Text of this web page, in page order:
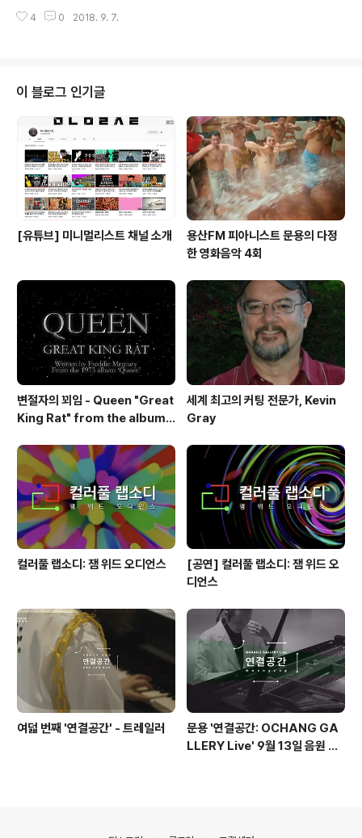
라디오
3 수기넘버링 한정반 + 33 1/3 RPM 12인치 180g 중량
리버드 할인도 있으니 많은 관심과 후원 바랍니다. 감사합
니다 :) [#도시파라솔 펀딩 페이지로 이동하기]
4 0 2018. 9. 7.
이 블로그 인기글
[유튜브] 미니멀리스트 채널 소개
용산FM 피아니스트 문용의 다정
한 영화음악 4회
변절자의 꾀임 - Queen "Great
King Rat" from the album
세계 최고의 커팅 전문가, Kevin
Gray
컬러풀 랩소디: 잼 위드 오디언스
[공연] 컬러풀 랩소디: 잼 위드 오
디언스
여덟 번째 '연결공간' - 트레일러
문용 '연결공간: OCHANG GA
LLERY Live' 9월 13일 음원 발